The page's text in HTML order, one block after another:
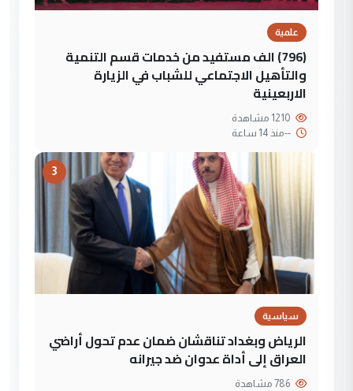
علمية
(796) الف مستفيد من خدمات قسم التنمية
والتأهيل الاجتماعي للشباب في الزيارة
الاربعينية
--منذ 14 ساعة
3
سياسية
الرياض وبغداد تناقشان ضمان عدم تحول أراضي
العراق إلى أداة عدوان ضد جيرانه